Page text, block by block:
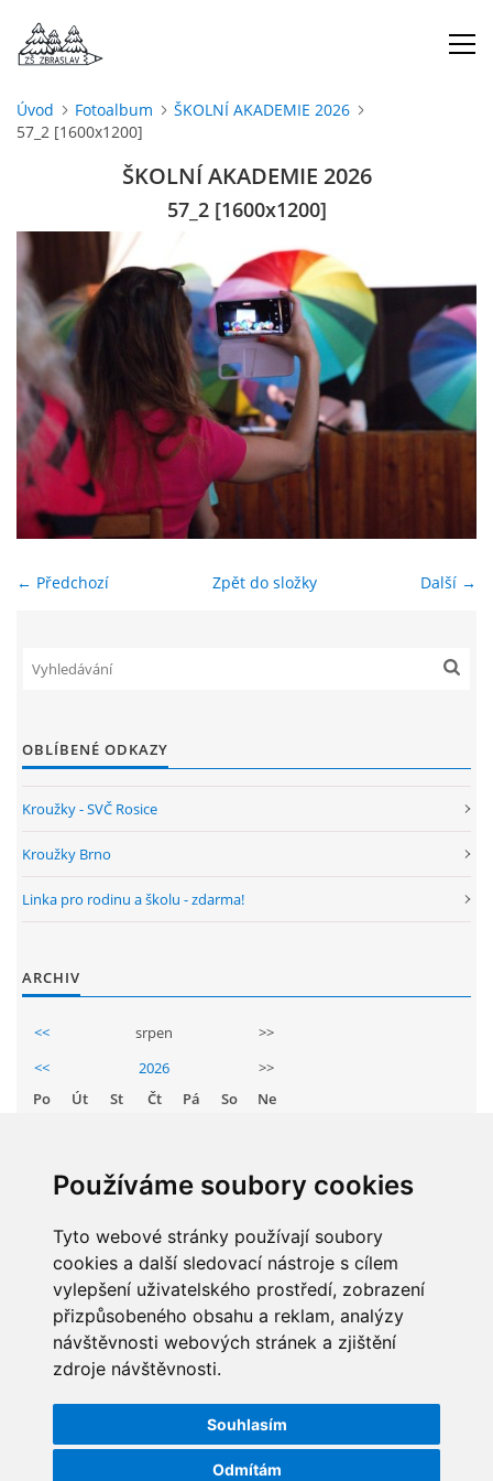
Používáme soubory cookies
Tyto webové stránky používají soubory
cookies a další sledovací nástroje s cílem
vylepšení uživatelského prostředí, zobrazení
přizpůsobeného obsahu a reklam, analýzy
návštěvnosti webových stránek a zjištění
zdroje návštěvnosti.
Souhlasím
Odmítám
ÚVOD
ŠKOLNÍ ROK
DOKUMENTY
ŠKOLSKÁ RADA
PROJEKTY
ENVIRONMENTÁLNÍ VÝCHOVA
ŠKOLNÍ DRUŽINA
ŠKOLNÍ JÍDELNA
ARCHIV
PŘEDŠKOLÁCI
ŠKOLNÍ PORADENSKÉ PRACOVIŠTĚ
NEPOTŘEBNÝ MAJETEK
NAUČNÁ STEZKA ZBRASLAV
Úvod Fotoalbum
ŠKOLNÍ AKADEMIE 2026
57_2 [1600x1200]
ŠKOLNÍ AKADEMIE 2026
57_2 [1600x1200]
← Předchozí Další →
Zpět do složky
OBLÍBENÉ ODKAZY
Kroužky - SVČ Rosice
Kroužky Brno
Linka pro rodinu a školu - zdarma!
ARCHIV
<< srpen
>>
<<
2026
>>
Po
Út St Čt Pá So
Ne
11 12 13 14 15
16
18 19 20 21 22
23
25 26 27 28 29
30
STATISTIKY